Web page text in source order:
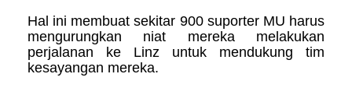
Hal ini membuat sekitar 900 suporter MU harus
mengurungkan niat mereka melakukan
perjalanan ke Linz untuk mendukung tim
kesayangan mereka.